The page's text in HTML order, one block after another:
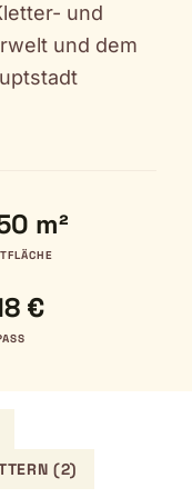
und
und dem
m²
€
(2)